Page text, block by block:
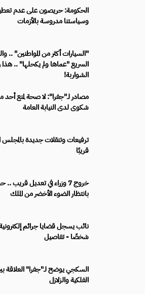
الحكومة: حريصون على عدم
وسياستنا مدروسة بالأزمات
"السيارات أكثر من المواطنين" ..
السريع "عماها ولم يكحلها" .. هذا
الشواربة!
مصادر لـ"جفرا": لا صحة لمنع
شكوى لدى النيابة العامة
ترفيعات وتنقلات جديدة بالمجلس
قريبًا
خروج 7 وزراء في تعديل قريب
بانتظار الضوء الأخضر من الملك
شخصًا - تفاصيل
السكجي يوضح لـ"جفرا" العلاقة
الفلكية والزلازل